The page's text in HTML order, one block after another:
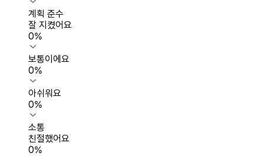
계획 준수
잘 지켰어요
0%
보통이에요
0%
아쉬워요
0%
소통
친절했어요
0%